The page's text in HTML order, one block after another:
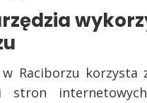
w Raciborzu
stron